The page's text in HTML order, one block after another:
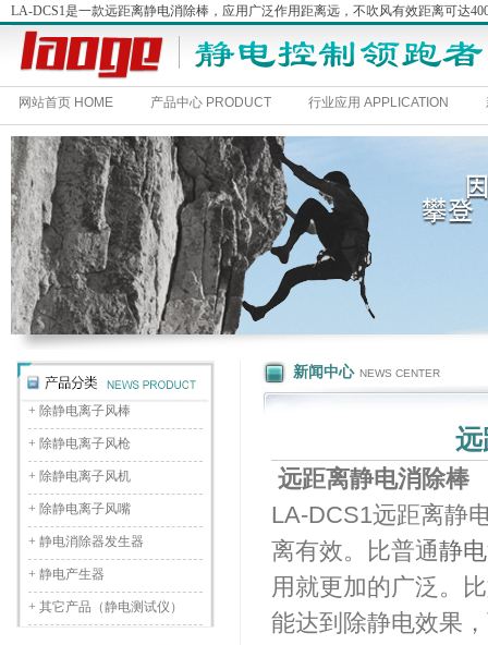
LA-DCS1是一款远距离静电消除棒，应用广泛作用距离远，不吹风有效距离可达
网站首页 HOME 产品中心 PRODUCT 行业应用 APPLICATION
+ 除静电离子风棒
+ 除静电离子风枪
+ 除静电离子风机
+ 除静电离子风嘴
+ 静电消除器发生器
+ 静电产生器
+ 其它产品（静电测试仪）
新闻中心 NEWS CENTER
远距离静电消除棒
LA-DCS1远距离静
离有效。比普通静
用就更加的广泛。
能达到除静电效果